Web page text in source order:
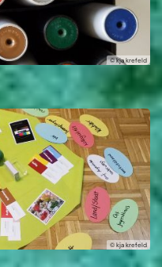
© kja krefeld
© kja krefeld